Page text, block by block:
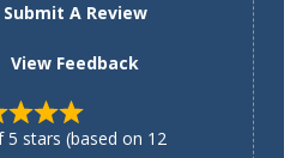
Submit A Review
View Feedback
5 stars (based on 12